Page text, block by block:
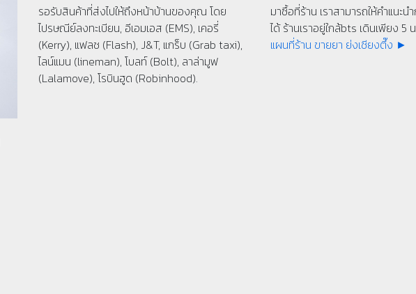
รอรับสินค้าที่ส่งไปให้ถึงหน้าบ้านของคุณ โดย
ไปรษณีย์ลงทะเบียน, อีเอมเอส (EMS), เคอรี่
(Kerry), แฟลช (Flash), J&T, แกร็บ (Grab taxi),
ไลน์แมน (lineman), โบลท์ (Bolt), ลาล่ามูฟ
(Lalamove), โรบินฮูด (Robinhood).
มาซื้อที่ร้าน เราสามารถให้คำแนะ
ได้ ร้านเราอยู่ใกล้bts เดินเพียง 5
แผนที่ร้าน ขายยา ย่งเชียงตึ๊ง ►